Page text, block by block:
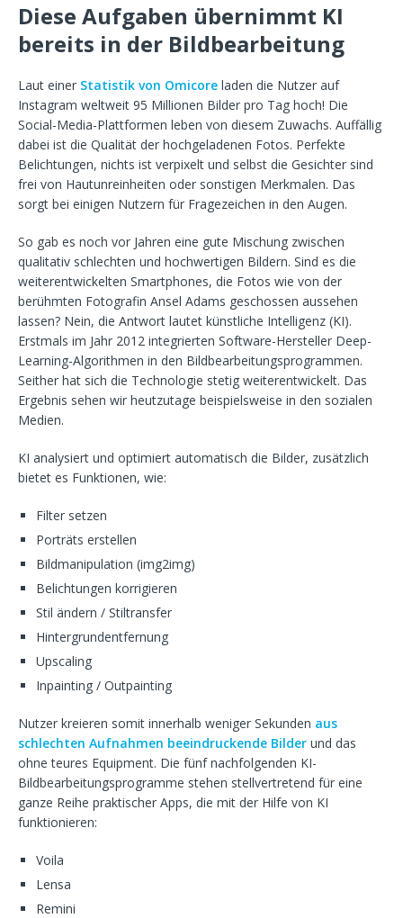
Diese Aufgaben übernimmt KI
bereits in der Bildbearbeitung
Laut einer Statistik von Omicore laden die Nutzer auf
Instagram weltweit 95 Millionen Bilder pro Tag hoch! Die
Social-Media-Plattformen leben von diesem Zuwachs. Auffällig
dabei ist die Qualität der hochgeladenen Fotos. Perfekte
Belichtungen, nichts ist verpixelt und selbst die Gesichter sind
frei von Hautunreinheiten oder sonstigen Merkmalen. Das
sorgt bei einigen Nutzern für Fragezeichen in den Augen.
So gab es noch vor Jahren eine gute Mischung zwischen
qualitativ schlechten und hochwertigen Bildern. Sind es die
weiterentwickelten Smartphones, die Fotos wie von der
berühmten Fotografin Ansel Adams geschossen aussehen
lassen? Nein, die Antwort lautet künstliche Intelligenz (KI).
Erstmals im Jahr 2012 integrierten Software-Hersteller Deep-
Learning-Algorithmen in den Bildbearbeitungsprogrammen.
Seither hat sich die Technologie stetig weiterentwickelt. Das
Ergebnis sehen wir heutzutage beispielsweise in den sozialen
Medien.
KI analysiert und optimiert automatisch die Bilder, zusätzlich
bietet es Funktionen, wie:
Filter setzen
Porträts erstellen
Bildmanipulation (img2img)
Belichtungen korrigieren
Stil ändern / Stiltransfer
Hintergrundentfernung
Upscaling
Inpainting / Outpainting
Nutzer kreieren somit innerhalb weniger Sekunden aus
schlechten Aufnahmen beeindruckende Bilder und das
ohne teures Equipment. Die fünf nachfolgenden KI-
Bildbearbeitungsprogramme stehen stellvertretend für eine
ganze Reihe praktischer Apps, die mit der Hilfe von KI
funktionieren:
Voila
Lensa
Remini